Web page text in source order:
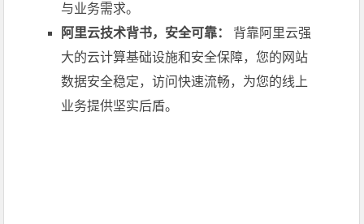
与业务需求。
阿里云技术背书，安全可靠：
背靠阿里云强
大的云计算基础设施和安全保障，您的网站
数据安全稳定，访问快速流畅，为您的线上
业务提供坚实后盾。